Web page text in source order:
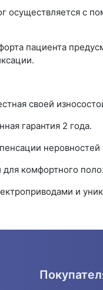
осуществляется с
пациента
своей
гарантия 2 года.
неровностей
для комфортного
и